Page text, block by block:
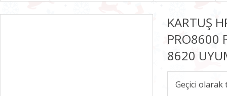
KARTUŞ
PRO8600
8620
Geçici